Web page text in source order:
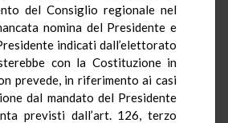
del Consiglio regionale nel
nomina del Presidente e
indicati dall’elettorato
con la Costituzionein
prevede, in riferimento ai casi
dal mandato del Presidente
previsti dall’art. 126, terzo